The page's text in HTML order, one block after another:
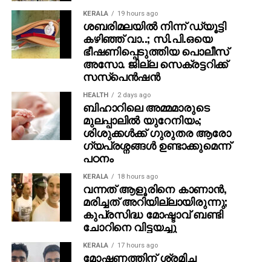
KERALA 19 hours ago
ശബരിമലയില്‍ നിന്ന് ഡ്യൂട്ടി
കഴിഞ്ഞ് വാ..; സി.പി.ഒയെ
ഭീഷണിപ്പെടുത്തിയ പൊലീസ്
അസോ. ജില്ല സെക്രട്ടറിക്ക്
സസ്‌പെന്‍ഷന്‍
HEALTH 2 days ago
ബിഹാറിലെ അമ്മമാരുടെ
മുലപ്പാലിൽ യുറേനിയം;
ശിശുക്കൾക്ക് ​ഗുരുതര ആരോ​
ഗ്യപ്രശ്നങ്ങൾ ഉണ്ടാക്കുമെന്ന്
പഠനം
KERALA 18 hours ago
വന്നത് ആളൂരിനെ കാണാന്‍,
മരിച്ചത് അറിയില്ലായിരുന്നു;
കുപ്രസിദ്ധ മോഷ്ടാവ് ബണ്ടി
ചോറിനെ വിട്ടയച്ചു
KERALA 17 hours ago
മോഷണത്തിന് ശ്രമിച്ച